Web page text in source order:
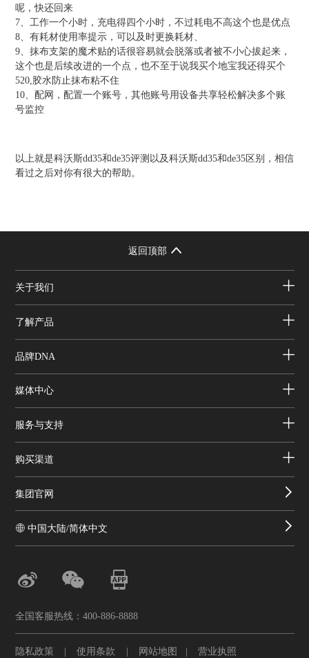
呢，快还回来
7、工作一个小时，充电得四个小时，不过耗电不高这个也是优点
8、有耗材使用率提示，可以及时更换耗材、
9、抹布支架的魔术贴的话很容易就会脱落或者被不小心拔起来，
这个也是后续改进的一个点，也不至于说我买个地宝我还得买个
520,胶水防止抹布粘不住
10、配网，配置一个账号，其他账号用设备共享轻松解决多个账
号监控
以上就是科沃斯dd35和de35评测以及科沃斯dd35和de35区别，相信
看过之后对你有很大的帮助。
返回顶部
关于我们
了解产品
品牌DNA
媒体中心
服务与支持
购买渠道
集团官网
中国大陆/简体中文
全国客服热线：400-886-8888
隐私政策 | 使用条款 | 网站地图 | 营业执照